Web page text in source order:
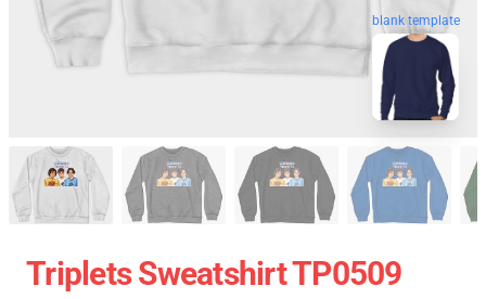
blank template
Triplets Sweatshirt TP0509